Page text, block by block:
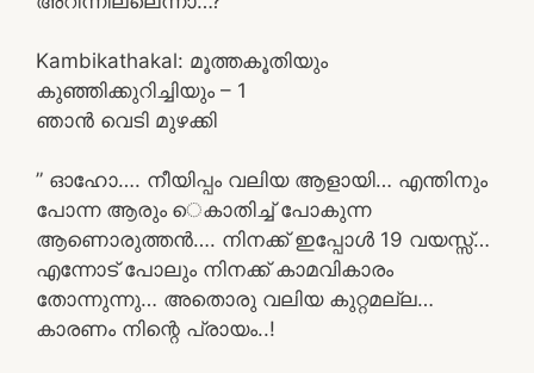
Kambikathakal: മൂത്തകൂതിയും
കുഞ്ഞിക്കുറിച്ചിയും – 1
ഞാൻ വെടി മുഴക്കി
” ഓഹോ…. നീയിപ്പം വലിയ ആളായി… എന്തിനും
പോന്ന ആരും െകാതിച്ച് പോകുന്ന
ആണൊരുത്തൻ…. നിനക്ക് ഇപ്പോൾ 19 വയസ്സ്…
എന്നോട് പോലും നിനക്ക് കാമവികാരം
തോന്നുന്നു… അതൊരു വലിയ കുറ്റമല്ല…
കാരണം നിന്റെ പ്രായം..!